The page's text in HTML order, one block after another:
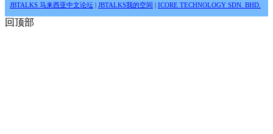
JBTALKS 马来西亚中文论坛 | JBTALKS我的空间 | ICORE TECHNOLOGY SDN. BHD.
回顶部